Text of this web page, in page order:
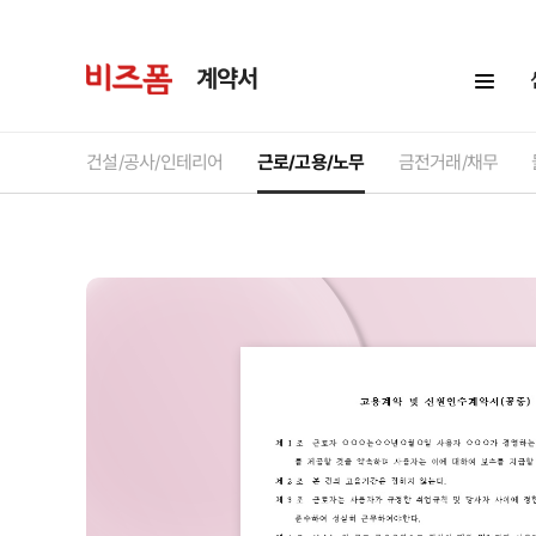
계약서
건설/공사/인테리어 근로/고용/노무 금전거래/채무